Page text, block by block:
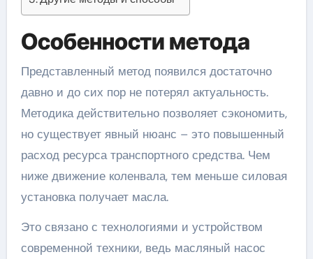
Особенности метода
Представленный метод появился достаточно
давно и до сих пор не потерял актуальность.
Методика действительно позволяет сэкономить,
но существует явный нюанс – это повышенный
расход ресурса транспортного средства. Чем
ниже движение коленвала, тем меньше силовая
установка получает масла.
Это связано с технологиями и устройством
современной техники, ведь масляный насос